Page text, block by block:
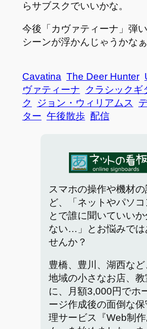
らサブスクでいいかな。
今後「カヴァティーナ」弾
シーンが浮かんじゃうかな
Cavatina The Deer Hunter
ヴァティーナ
クラシックギ
ク
ジョン・ウィリアムス
ター 午後散歩 配信
スマホの操作や機材
ど、「ネットやパソコ
とで誰に聞いていいか
ない…」とお悩みでは
せんか？
豊橋、豊川、湖西な
地域の小さなお店、教
に、月額3,000円でホ
ージ作成後の面倒な
理サービス『Web制作